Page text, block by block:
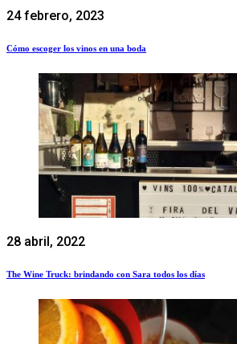
24 febrero, 2023
Cómo escoger los vinos en una boda
28 abril, 2022
The Wine Truck: brindando con Sara todos los días